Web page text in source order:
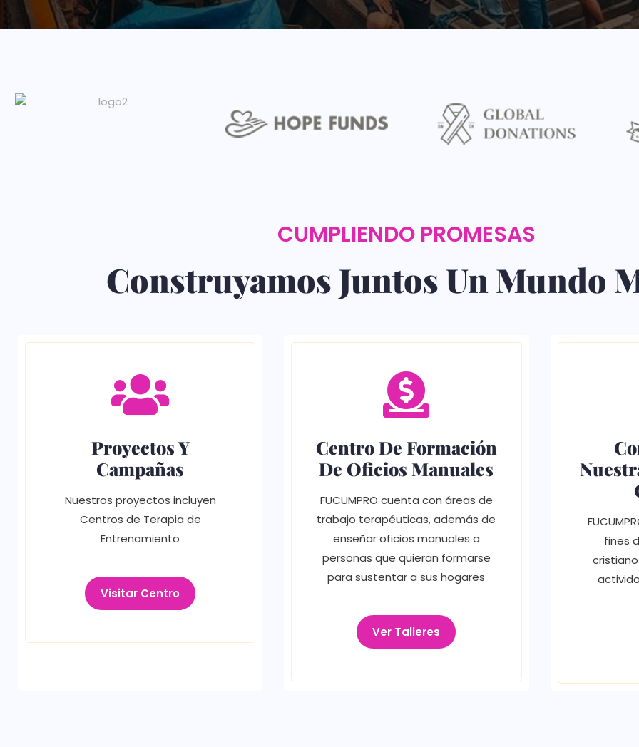
CUMPLIENDO PROMESAS
Construyamos Juntos Un Mundo
Proyectos Y
Campañas
Nuestros proyectos incluyen
Centros de Terapia de
Entrenamiento
Visitar Centro
Centro De Formación
De Oficios Manuales
FUCUMPRO cuenta con áreas de
trabajo terapéuticas, además de
enseñar oficios manuales a
personas que quieran formarse
para sustentar a sus hogares
Ver Talleres
fines